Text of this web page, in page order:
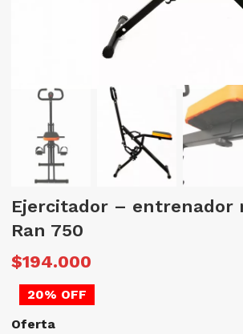
Ejercitador – entrenador
Ran 750
El
precio
original
era:
$194.000
20% OFF
Oferta